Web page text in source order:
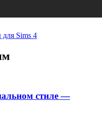
Sims 4
стиле —